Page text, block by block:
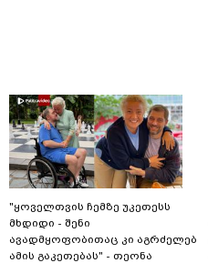
"ყოველთვის ჩემზე უკეთესს
მხდიდი - შენი
ავადმყოფობითაც კი აგრძელებ
ამის გაკეთებას" - თეონა